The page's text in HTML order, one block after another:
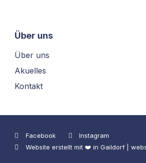
Über uns
Über uns
Akuelles
Kontakt
Facebook
Instagram
Website erstellt mit ❤️ in Gaildorf |